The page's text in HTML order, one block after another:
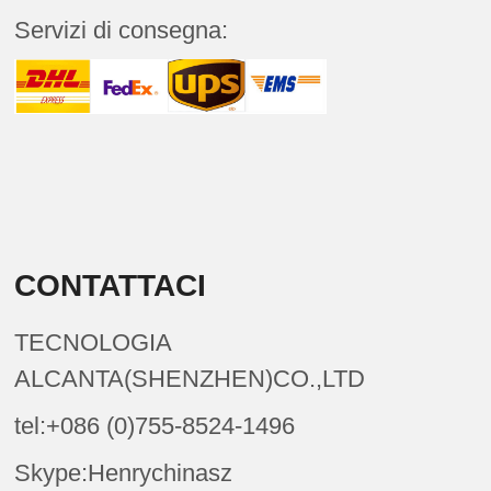
Servizi di consegna:
CONTATTACI
TECNOLOGIA
ALCANTA(SHENZHEN)CO.,LTD
tel:+086 (0)755-8524-1496
Skype:Henrychinasz